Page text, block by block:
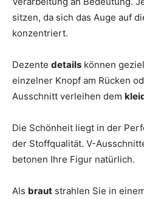
sitzen, da sich das Auge auf
konzentriert.
Dezente details können
einzelner Knopf am Rücken
Ausschnitt verleihen dem
Die Schönheit liegt in der
der Stoffqualität. V-
betonen Ihre Figur natürlich.
Als braut strahlen Sie in